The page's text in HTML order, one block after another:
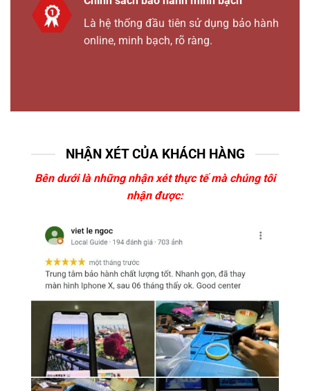
Là hệ thống đầu tiên sử dụng bảo hành
online, minh bạch, rõ ràng.
NHẬN XÉT CỦA KHÁCH HÀNG
Bên dưới là những nhận xét thực tế mà chúng tôi
nhận được: